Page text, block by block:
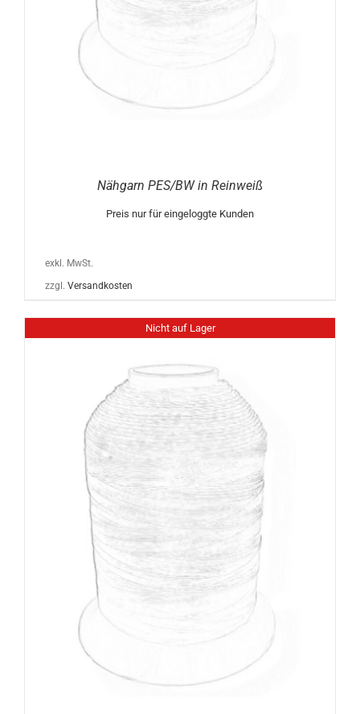
Nähgarn PES/BW in Reinweiß
Preis nur für eingeloggte Kunden
exkl. MwSt.
zzgl. Versandkosten
Nicht auf Lager